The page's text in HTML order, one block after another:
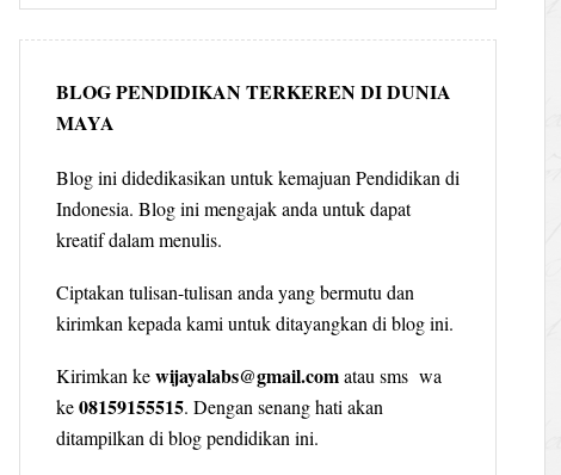
per
bulan
BLOG PENDIDIKAN TERKEREN DI DUNIA
MAYA
Blog ini didedikasikan untuk kemajuan Pendidikan di
Indonesia. Blog ini mengajak anda untuk dapat
kreatif dalam menulis.
Ciptakan tulisan-tulisan anda yang bermutu dan
kirimkan kepada kami untuk ditayangkan di blog ini.
Kirimkan kewijayalabs@gmail.comatau sms wa
ke08159155515. Dengan senang hati akan
ditampilkan di blog pendidikan ini.